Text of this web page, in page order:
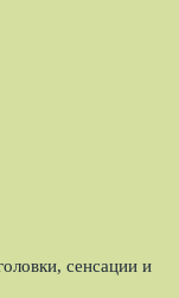
сенсации и